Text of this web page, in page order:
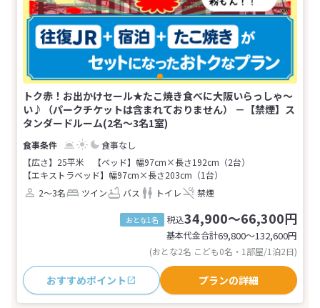
トク赤！お出かけセール★たこ焼き食べに大阪いらっしゃ～
い♪（パークチケットは含まれておりません） －【禁煙】ス
タンダードルーム(2名～3名1室)
食事なし
【広さ】25平米
【ベッド】幅97cm×長さ192cm（2台）
【エキストラベッド】幅97cm×長さ203cm（1台）
2～3名
ツイン バス トイレ 禁煙
おとな1名 税込34,900～66,300円
基本代金合計69,800〜132,600円
(おとな2名 こども0名・1部屋/1泊2日)
おすすめポイント プランの詳細